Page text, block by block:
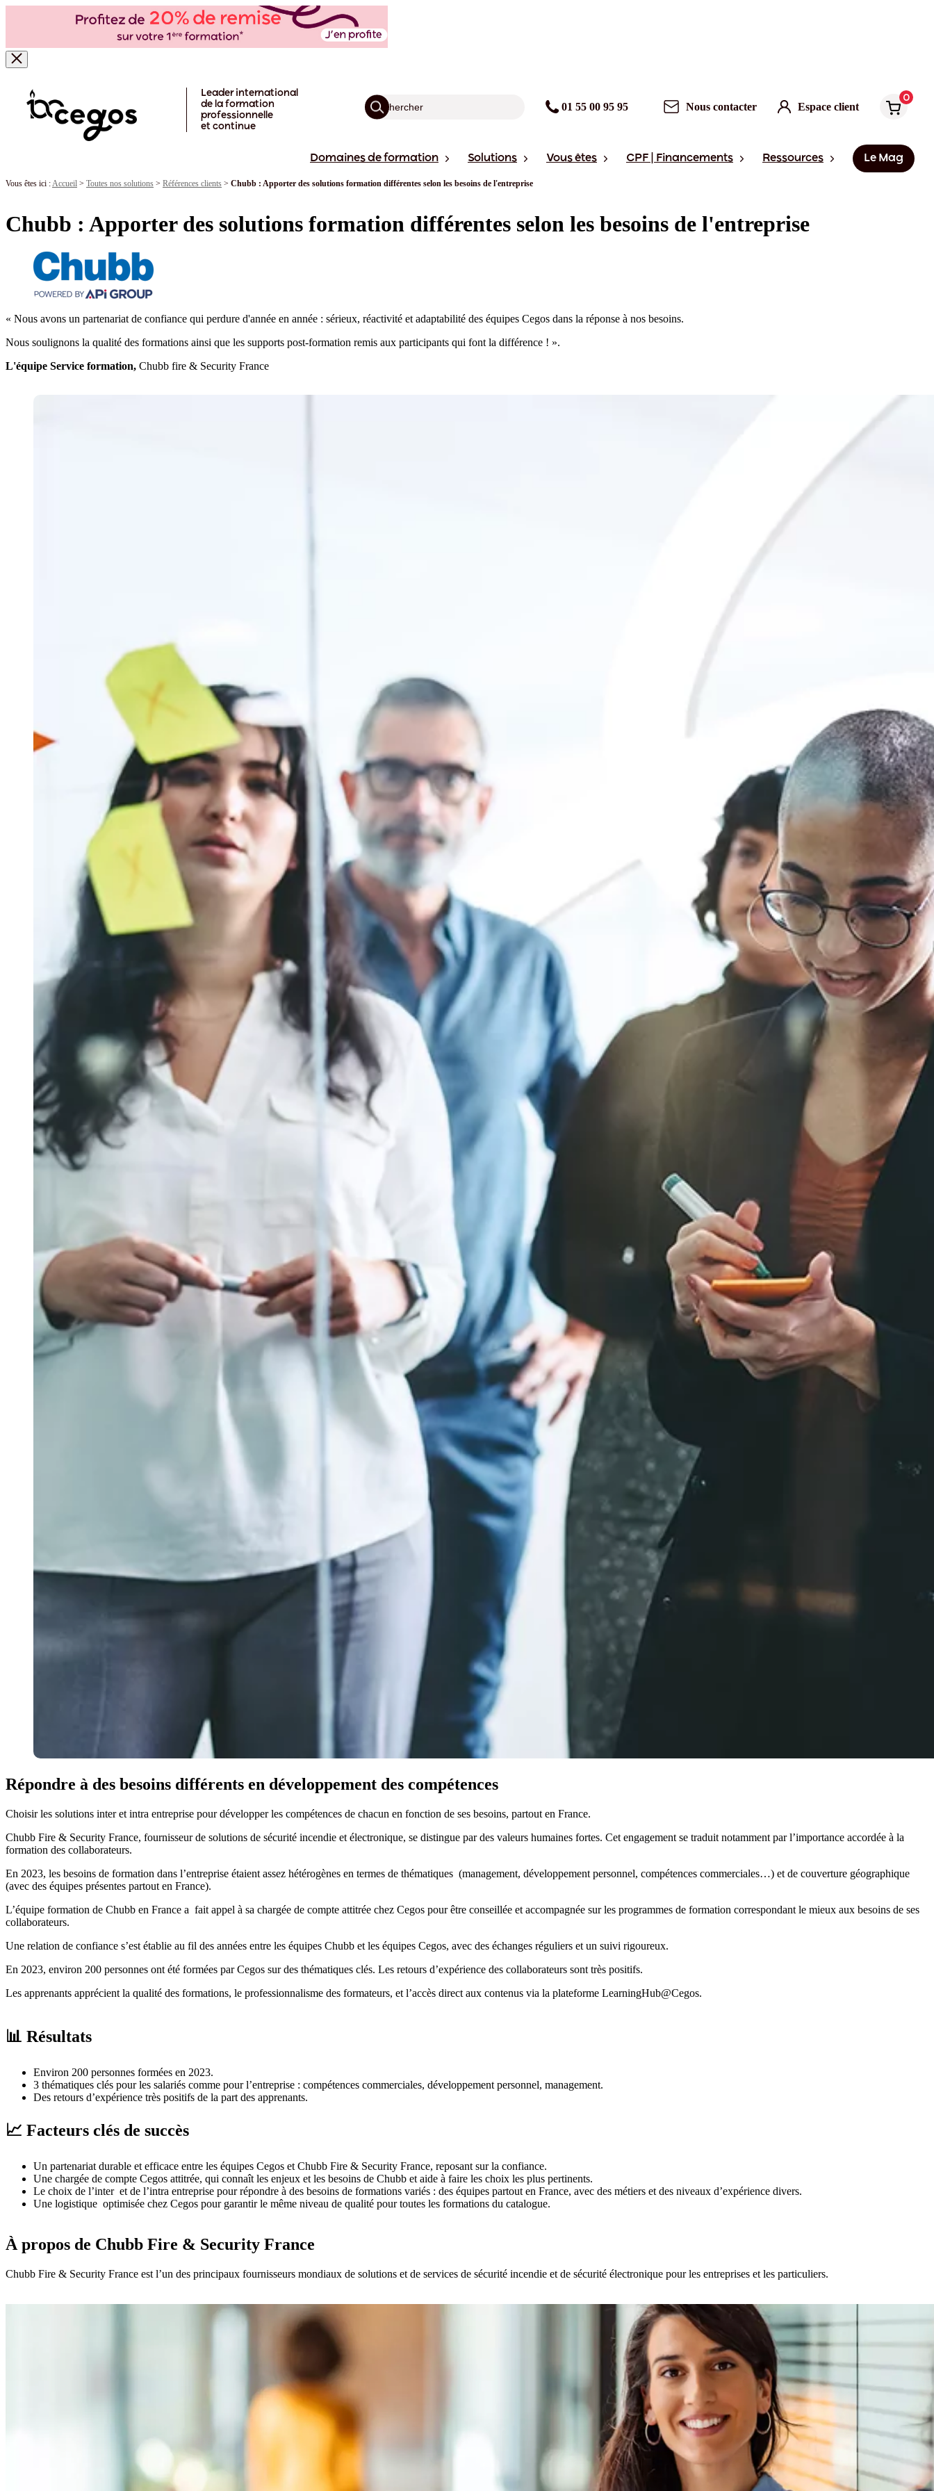
Leader international
de la formation
professionnelle
et continue
01 55 00 95 95 Nous contacter Espace client
0
Domaines de formation Solutions Vous êtes CPF | Financements Ressources Le Mag
Vous êtes ici :Accueil > Toutes nos solutions > Références clients > Chubb : Apporter des solutions formation différentes selon les besoins de l'entreprise
Chubb : Apporter des solutions formation différentes selon les besoins de l'entreprise
« Nous avons un partenariat de confiance qui perdure d'année en année : sérieux, réactivité et adaptabilité des équipes Cegos dans la réponse à nos besoins.
Nous soulignons la qualité des formations ainsi que les supports post-formation remis aux participants qui font la différence ! ».
L'équipe Service formation, Chubb fire & Security France
Répondre à des besoins différents en développement des compétences
Choisir les solutions inter et intra entreprise pour développer les compétences de chacun en fonction de ses besoins, partout en France.​
​Chubb Fire & Security France, fournisseur de solutions de sécurité incendie et électronique, se distingue par des valeurs humaines fortes. Cet engagement se traduit notamment par l’importance accordée à la
formation des collaborateurs.​
​En 2023, les besoins de formation dans l’entreprise étaient assez hétérogènes en termes de thématiques (management, développement personnel, compétences commerciales…) et de couverture géographique
(avec des équipes présentes partout en France).​
L’équipe formation de Chubb en France a fait appel à sa chargée de compte attitrée chez Cegos pour être conseillée et accompagnée sur les programmes de formation correspondant le mieux aux besoins de ses
collaborateurs.​
Une relation de confiance s’est établie au fil des années entre les équipes Chubb et les équipes Cegos, avec des échanges réguliers et un suivi rigoureux. ​
En 2023, environ 200 personnes ont été formées par Cegos sur des thématiques clés. Les retours d’expérience des collaborateurs sont très positifs. ​
Les apprenants apprécient la qualité des formations, le professionnalisme des formateurs, et l’accès direct aux contenus via la plateforme LearningHub@Cegos.​
📊 Résultats
Environ 200 personnes formées en 2023.
3 thématiques clés pour les salariés comme pour l’entreprise : compétences commerciales, développement personnel, management.
Des retours d’expérience très positifs de la part des apprenants.​
📈 Facteurs clés de succès
Un partenariat durable et efficace entre les équipes Cegos et Chubb Fire & Security France, reposant sur la confiance.
Une chargée de compte Cegos attitrée, qui connaît les enjeux et les besoins de Chubb et aide à faire les choix les plus pertinents.
Le choix de l’inter et de l’intra entreprise pour répondre à des besoins de formations variés : des équipes partout en France, avec des métiers et des niveaux d’expérience divers.
Une logistique optimisée chez Cegos pour garantir le même niveau de qualité pour toutes les formations du catalogue.
À propos de Chubb Fire & Security France
Chubb Fire & Security France est l’un des principaux fournisseurs mondiaux de solutions et de services de sécurité incendie et de sécurité électronique pour les entreprises et les particuliers.